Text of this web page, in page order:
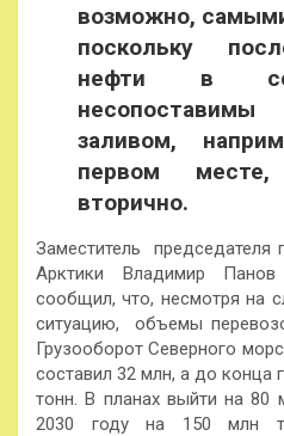
возможно,
поскольку
нефти в
заливом,
первом
вторично.
Заместитель председателя
Арктики Владимир
сообщил, что, несмотря на
ситуацию, объемы
Грузооборот Северного
составил 32 млн, а до конца
тонн. В планах выйти на 80
2030 году на 150 млн